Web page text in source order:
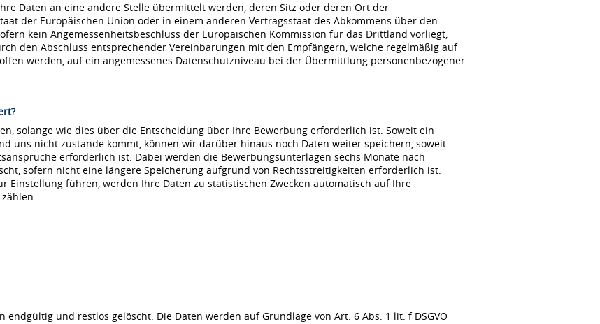
Daten an eine andere Stelle übermittelt werden, deren Sitz oder deren Ort der
der Europäischen Union oder in einem anderen Vertragsstaat des Abkommens über den
kein Angemessenheitsbeschluss der Europäischen Kommission für das Drittland vorliegt,
den Abschluss entsprechender Vereinbarungen mit den Empfängern, welche regelmäßig auf
werden, auf ein angemessenes Datenschutzniveau bei der Übermittlung personenbezogener
solange wie dies über die Entscheidung über Ihre Bewerbung erforderlich ist. Soweit ein
uns nicht zustande kommt, können wir darüber hinaus noch Daten weiter speichern, soweit
erforderlich ist. Dabei werden die Bewerbungsunterlagen sechs Monate nach
sofern nicht eine längere Speicherung aufgrund von Rechtsstreitigkeiten erforderlich ist.
Einstellung führen, werden Ihre Daten zu statistischen Zwecken automatisch auf Ihre
und restlos gelöscht. Die Daten werden auf Grundlage von Art. 6 Abs. 1 lit. f DSGVO